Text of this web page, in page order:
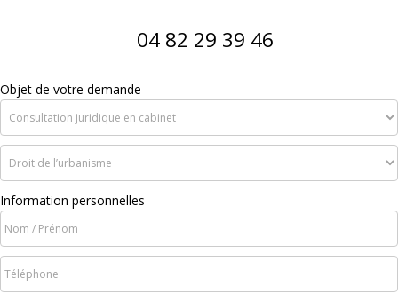
04 82 29 39 46
Objet de votre demande
Information personnelles